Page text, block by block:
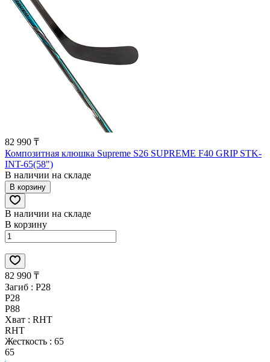
82 990 ₸
Композитная клюшка Supreme S26 SUPREME F40 GRIP STK-
INT-65(58")
В наличии на складе
В корзину
В наличии на складе
В корзину
82 990 ₸
Загиб : P28
P28
P88
Хват : RHT
RHT
Жесткость : 65
65